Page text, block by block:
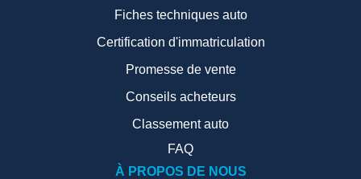
Fiches techniques auto
Certification d'immatriculation
Promesse de vente
Conseils acheteurs
Classement auto
FAQ
À PROPOS DE NOUS